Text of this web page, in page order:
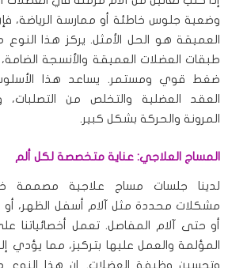
وضعية جلوس خاطئة أو ممارسة الرياضة،
العميقة هو الحل الأمثل. يركز هذا
طبقات العضلات العميقة والأنسجة
ضغط قوي ومستمر. يساعد هذا
العقد العضلية والتخلص من التصلبات،
المرونة والحركة بشكل كبير.
المساج العلاجي: عناية متخصصة لكل ألم
لدينا جلسات مساج علاجية مصممة
مشكلات محددة مثل آلام أسفل الظهر، أو
أو حتى آلام المفاصل. تعمل أخصائياتنا
المؤلمة والعمل عليها بتركيز، مما يؤدي
وتحسين وظيفة العضلات. إن هذا النوع